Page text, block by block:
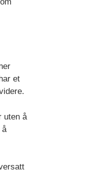
et
uten å
å